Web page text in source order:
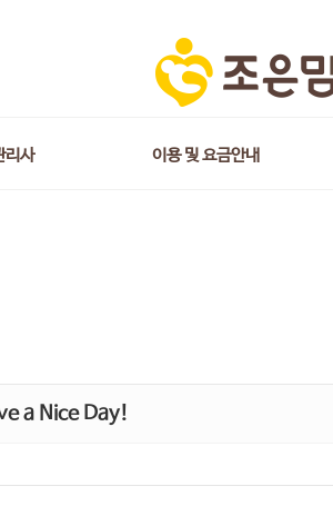
리사 이용 및 요금안내
a Nice Day!